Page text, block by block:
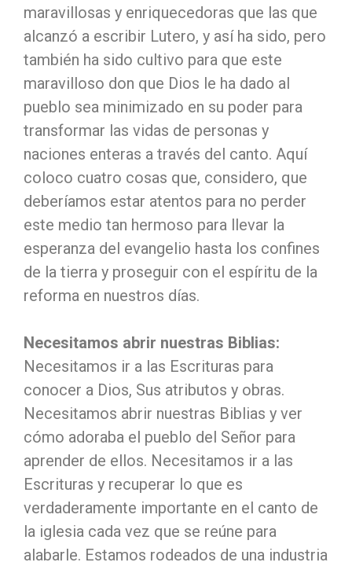
maravillosas y enriquecedoras que las que
alcanzó a escribir Lutero, y así ha sido, pero
también ha sido cultivo para que este
maravilloso don que Dios le ha dado al
pueblo sea minimizado en su poder para
transformar las vidas de personas y
naciones enteras a través del canto. Aquí
coloco cuatro cosas que, considero, que
deberíamos estar atentos para no perder
este medio tan hermoso para llevar la
esperanza del evangelio hasta los confines
de la tierra y proseguir con el espíritu de la
reforma en nuestros días.
Necesitamos abrir nuestras Biblias:
Necesitamos ir a las Escrituras para
conocer a Dios, Sus atributos y obras.
Necesitamos abrir nuestras Biblias y ver
cómo adoraba el pueblo del Señor para
aprender de ellos. Necesitamos ir a las
Escrituras y recuperar lo que es
verdaderamente importante en el canto de
la iglesia cada vez que se reúne para
alabarle. Estamos rodeados de una industria